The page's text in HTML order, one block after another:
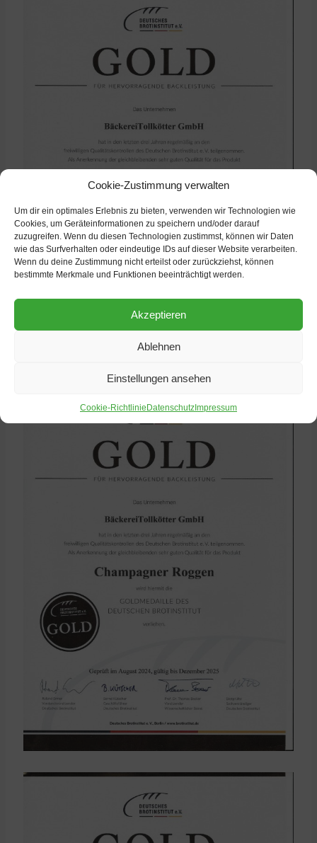
Cookie-Zustimmung verwalten
Um dir ein optimales Erlebnis zu bieten, verwenden wir Technologien wie
Cookies, um Geräteinformationen zu speichern und/oder darauf
zuzugreifen. Wenn du diesen Technologien zustimmst, können wir Daten
wie das Surfverhalten oder eindeutige IDs auf dieser Website verarbeiten.
Wenn du deine Zustimmung nicht erteilst oder zurückziehst, können
bestimmte Merkmale und Funktionen beeinträchtigt werden.
Akzeptieren
Ablehnen
Einstellungen ansehen
Cookie-RichtlinieDatenschutzImpressum